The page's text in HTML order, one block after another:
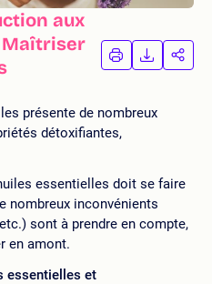
aux
Maîtriser
IMPRIMER
LA
LA
présente de nombreux
détoxifiantes,
essentielles doit se faire
nombreux inconvénients
sont à prendre en compte,
en amont.
essentielles et